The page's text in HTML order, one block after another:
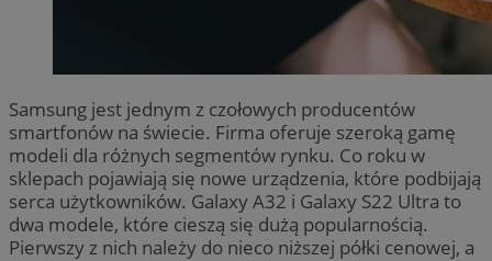
Samsung jest jednym z czołowych producentów
smartfonów na świecie. Firma oferuje szeroką gamę
modeli dla różnych segmentów rynku. Co roku w
sklepach pojawiają się nowe urządzenia, które podbijają
serca użytkowników. Galaxy A32 i Galaxy S22 Ultra to
dwa modele, które cieszą się dużą popularnością.
Pierwszy z nich należy do nieco niższej półki cenowej, a